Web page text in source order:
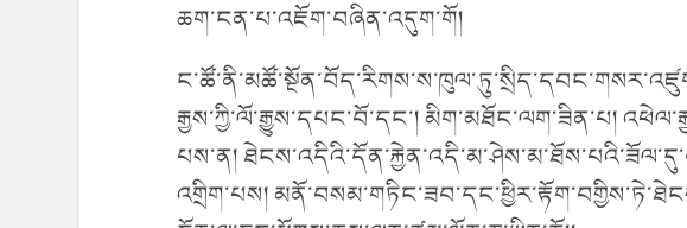
ཆག་ངན་པ་འཇོག་བཞིན་འདུག་གོ།
རྒྱས་ཀྱི་ལོ་རྒྱུས་དཔང་བོ་དང་། མིག་མཐོང་ལག་ཟིན་པ།
པས་ན།
འགྲིག་པས།